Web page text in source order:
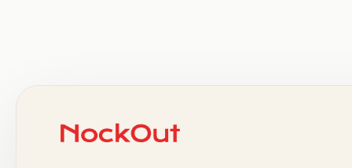
.   +   .   .   o   .   .   .   .   .   .   :   .
.   .   .   o   .   .   .   .   .   .   .   .   x   .